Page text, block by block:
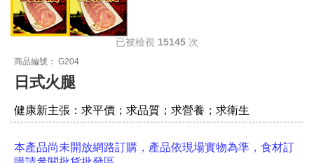
已被檢視 15145 次
商品編號： G204
日式火腿
健康新主張：求平價；求品質；求營養；求衛生
本產品尚未開放網路訂購，產品依現場實物為準，食材訂